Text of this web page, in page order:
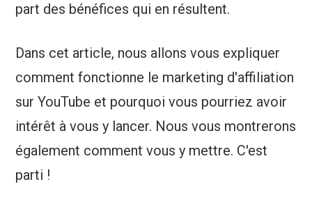
part des bénéfices qui en résultent.
Dans cet article, nous allons vous expliquer
comment fonctionne le marketing d'affiliation
sur YouTube et pourquoi vous pourriez avoir
intérêt à vous y lancer. Nous vous montrerons
également comment vous y mettre. C'est
parti !